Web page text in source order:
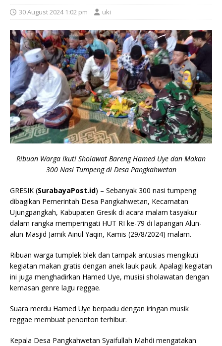
30 August 2024 1:02 pm uki
Ribuan Warga Ikuti Sholawat Bareng Hamed Uye dan Makan
300 Nasi Tumpeng di Desa Pangkahwetan
GRESIK (SurabayaPost.id) – Sebanyak 300 nasi tumpeng
dibagikan Pemerintah Desa Pangkahwetan, Kecamatan
Ujungpangkah, Kabupaten Gresik di acara malam tasyakur
dalam rangka memperingati HUT RI ke-79 di lapangan Alun-
alun Masjid Jamik Ainul Yaqin, Kamis (29/8/2024) malam.
Ribuan warga tumplek blek dan tampak antusias mengikuti
kegiatan makan gratis dengan anek lauk pauk. Apalagi kegiatan
ini juga menghadirkan Hamed Uye, musisi sholawatan dengan
kemasan genre lagu reggae.
Suara merdu Hamed Uye berpadu dengan iringan musik
reggae membuat penonton terhibur.
Kepala Desa Pangkahwetan Syaifullah Mahdi mengatakan